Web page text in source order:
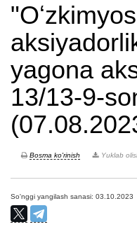
yagona
13/13-9-
Bosma ko'rinish Yuklab
So'nggi yangilash sanasi: 03.10.2023